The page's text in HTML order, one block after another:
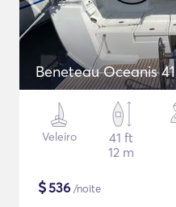
Beneteau Oceanis 41
Veleiro
41 ft
12 m
$536 /noite